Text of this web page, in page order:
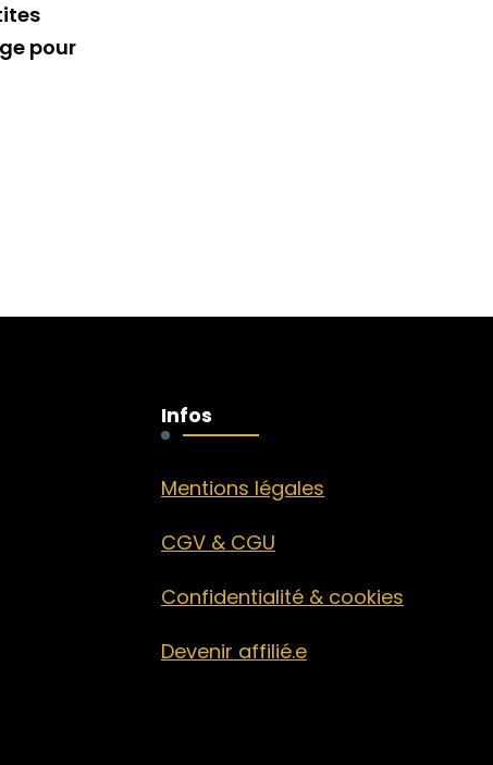
pour
Infos
Mentions légales
CGV & CGU
Confidentialité & cookies
Devenir affilié.e